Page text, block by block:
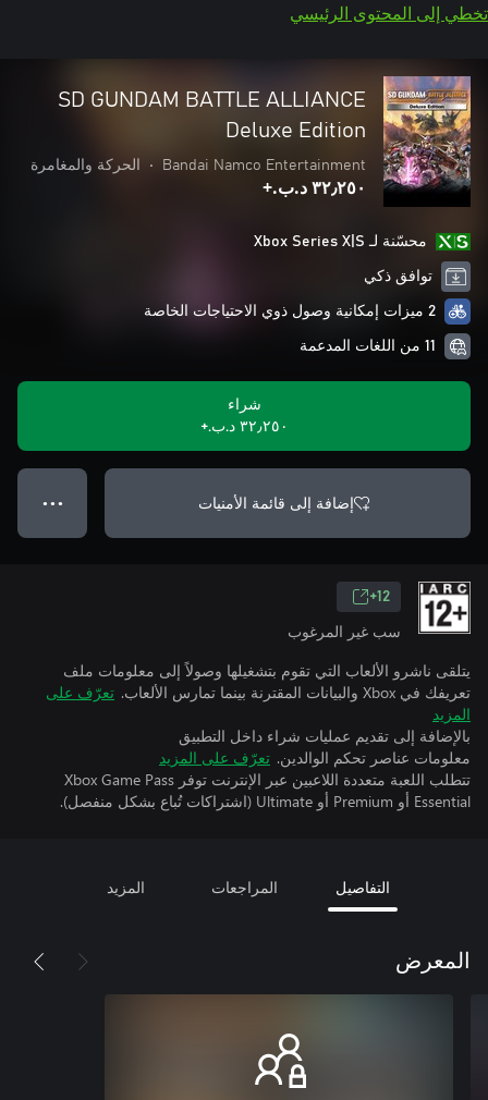
تخطي إلى المحتوى الرئيسي
SD GUNDAM BATTLE ALLIANCE
Deluxe Edition
Bandai Namco Entertainment
• الحركة والمغامرة
٣٢٫٢٥٠ د.ب.‏+
محسّنة لـ Xbox Series X|S
توافق ذكي
2 ميزات إمكانية وصول ذوي الاحتياجات الخاصة
11 من اللغات المدعمة
شراء
٣٢٫٢٥٠ د.ب.‏+
إضافة إلى قائمة الأمنيات ● ● ●
12+
سب غير المرغوب
يتلقى ناشرو الألعاب التي تقوم بتشغيلها وصولاً إلى معلومات ملف
تعريفك في Xbox والبيانات المقترنة بينما تمارس الألعاب.
تعرّف على
المزيد
بالإضافة إلى تقديم عمليات شراء داخل التطبيق
معلومات عناصر تحكم الوالدين. تعرّف على المزيد
تتطلب اللعبة متعددة اللاعبين عبر الإنترنت توفر Xbox Game Pass
Essential أو Premium أو Ultimate (اشتراكات تُباع بشكل منفصل).
التفاصيل المراجعات المزيد
المعرض